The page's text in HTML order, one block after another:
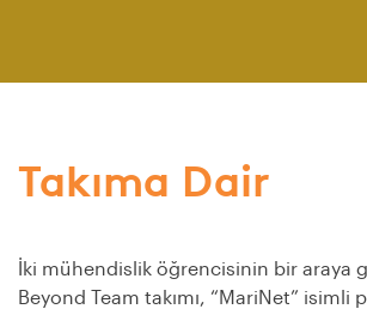
Takıma Dair
İki mühendislik öğrencisinin bir araya
Beyond Team takımı, “MariNet” isimli